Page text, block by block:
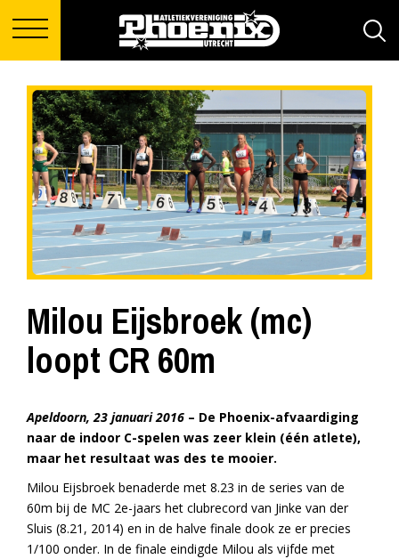
Milou Eijsbroek (mc)
loopt CR 60m
Apeldoorn, 23 januari 2016 – De Phoenix-afvaardiging
naar de indoor C-spelen was zeer klein (één atlete),
maar het resultaat was des te mooier.
Milou Eijsbroek benaderde met 8.23 in de series van de
60m bij de MC 2e-jaars het clubrecord van Jinke van der
Sluis (8.21, 2014) en in de halve finale dook ze er precies
1/100 onder. In de finale eindigde Milou als vijfde met